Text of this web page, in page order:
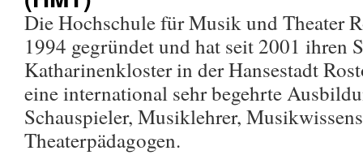
Die Hochschule für Musik und Theater
1994 gegründet und hat seit 2001 ihren
Katharinenkloster in der Hansestadt
eine international sehr begehrte
Schauspieler, Musiklehrer,
Theaterpädagogen.